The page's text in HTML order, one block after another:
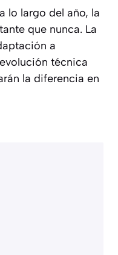
lo largo del año, la
que nunca. La
a
técnica
la diferencia en